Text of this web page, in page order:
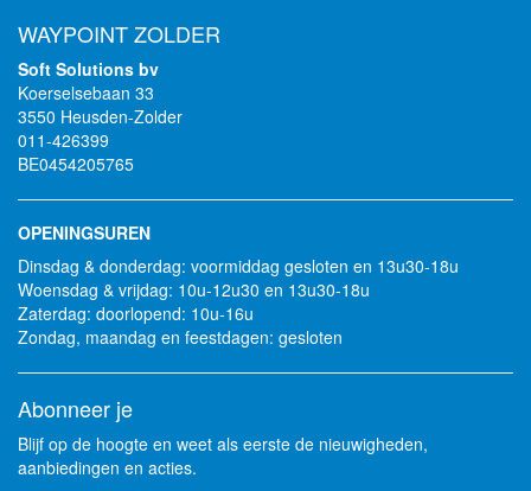
WAYPOINT ZOLDER
Soft Solutions bv
Koerselsebaan 33
3550 Heusden-Zolder
011-426399
BE0454205765
OPENINGSUREN
Dinsdag & donderdag: voormiddag gesloten en 13u30-18u
Woensdag & vrijdag: 10u-12u30 en 13u30-18u
Zaterdag: doorlopend: 10u-16u
Zondag, maandag en feestdagen: gesloten
Abonneer je
Blijf op de hoogte en weet als eerste de nieuwigheden,
aanbiedingen en acties.